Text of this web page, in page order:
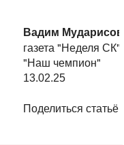
Вадим Мударисов
газета "Неделя СК"
"Наш чемпион"
13.02.25
Поделиться